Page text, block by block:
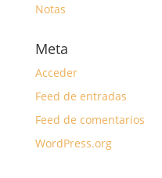
Notas
Meta
Acceder
Feed de entradas
Feed de comentarios
WordPress.org